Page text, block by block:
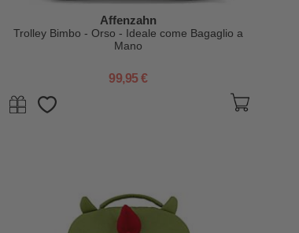
Affenzahn
Trolley Bimbo - Orso - Ideale come Bagaglio a
Mano
99,95 €